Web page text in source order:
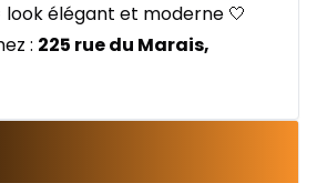
look élégant et moderne 🤍
: 225 rue du Marais,